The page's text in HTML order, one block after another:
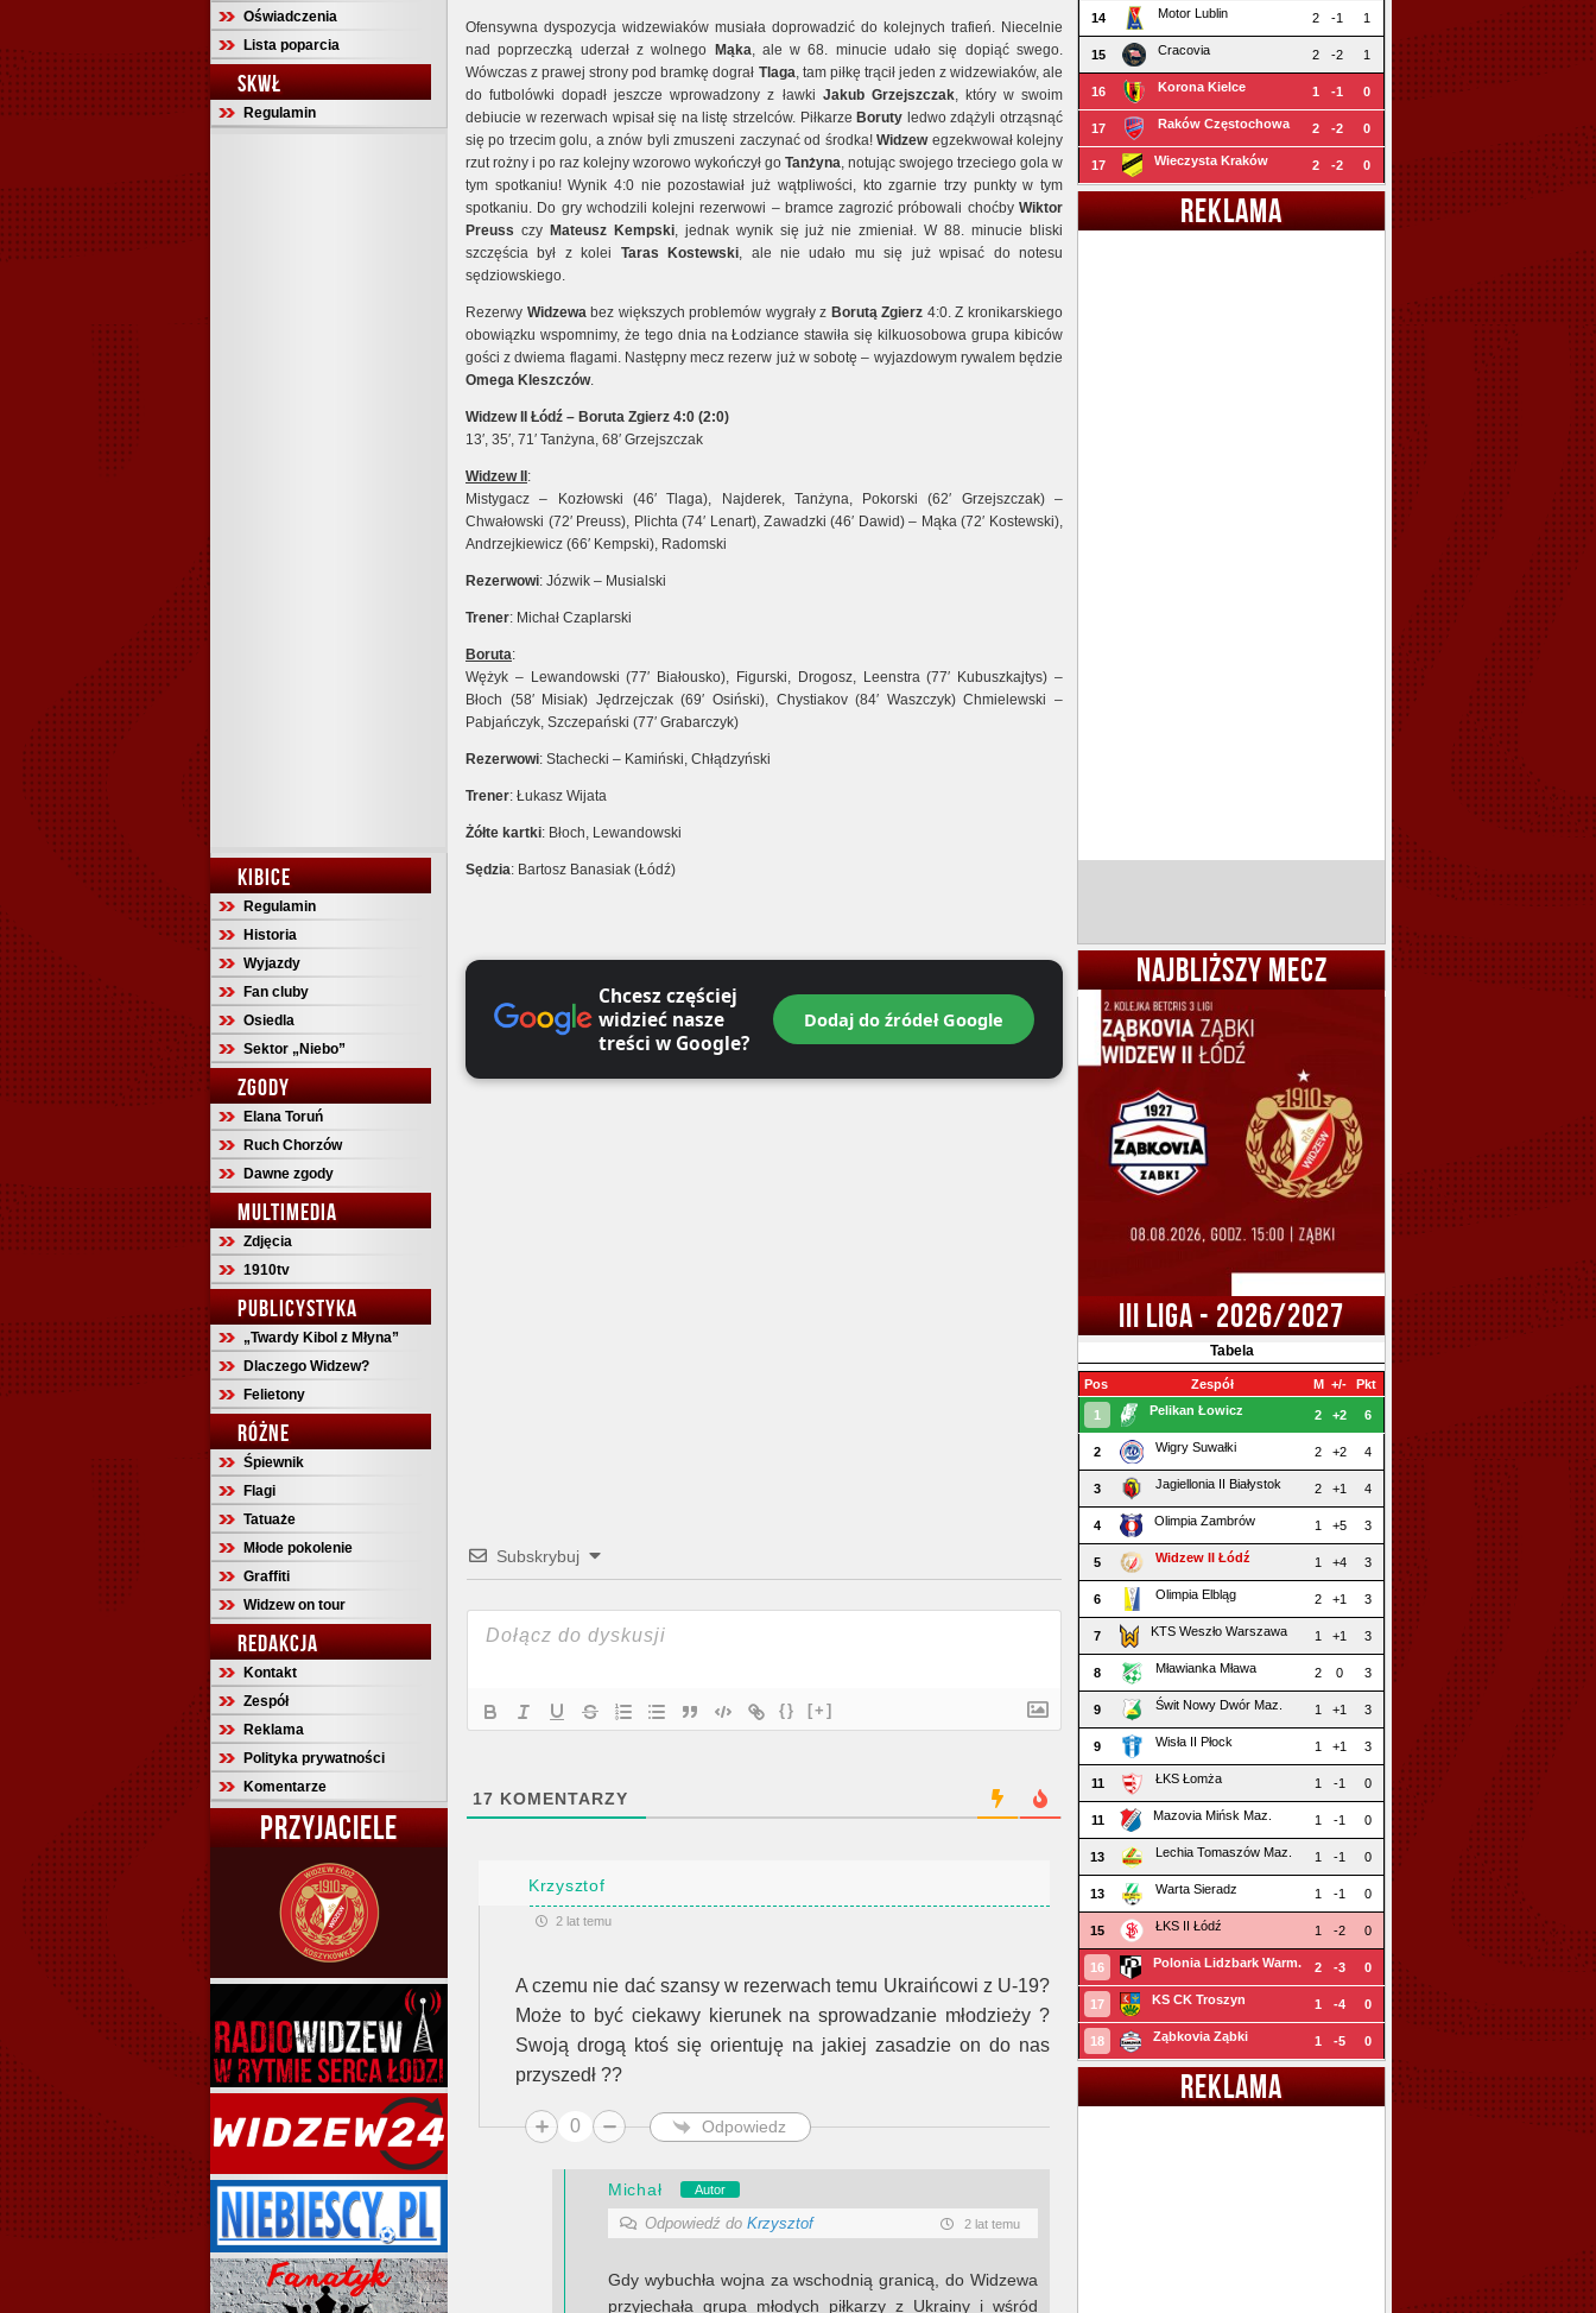
Oświadczenia
Lista poparcia
SKWŁ
Regulamin
KIBICE
Regulamin
Historia
Wyjazdy
Fan cluby
Osiedla
Sektor „Niebo”
ZGODY
Elana Toruń
Ruch Chorzów
Dawne zgody
MULTIMEDIA
Zdjęcia
1910tv
PUBLICYSTYKA
„Twardy Kibol z Młyna”
Dlaczego Widzew?
Felietony
RÓŻNE
Śpiewnik
Flagi
Tatuaże
Młode pokolenie
Graffiti
Widzew on tour
REDAKCJA
Kontakt
Zespół
Reklama
Polityka prywatności
Komentarze
PRZYJACIELE
Ofensywna dyspozycja widzewiaków musiała doprowadzić do kolejnych trafień. Niecelnie
nad poprzeczką uderzał z wolnego
Mąka, ale w 68. minucie udało się dopiąć swego.
Wówczas z prawej strony pod bramkę dograł Tlaga, tam piłkę trącił jeden z widzewiaków, ale
do futbolówki dopadł jeszcze wprowadzony z ławki Jakub Grzejszczak, który w swoim
debiucie w rezerwach wpisał się na listę strzelców. Piłkarze Boruty ledwo zdążyli otrząsnąć
się po trzecim golu, a znów byli zmuszeni zaczynać od środka!Widzewegzekwował kolejny
rzut rożny i po raz kolejny wzorowo wykończył go Tanżyna, notując swojego trzeciego gola w
tym spotkaniu! Wynik 4:0 nie pozostawiał już wątpliwości, kto zgarnie trzy punkty w tym
spotkaniu. Do gry wchodzili kolejni rezerwowi – bramce zagrozić próbowali choćby Wiktor
Preuss czy Mateusz Kempski, jednak wynik się już nie zmieniał. W 88. minucie bliski
szczęścia był z kolei Taras Kostewski, ale nie udało mu się już wpisać do notesu
sędziowskiego.
Rezerwy Widzewabez większych problemów wygrały z Borutą Zgierz 4:0. Z kronikarskiego
obowiązku wspomnimy, że tego dnia na Łodziance stawiła się kilkuosobowa grupa kibiców
gości z dwiema flagami. Następny mecz rezerw już w sobotę – wyjazdowym rywalem będzie
Omega Kleszczów.
Widzew II Łódź – Boruta Zgierz 4:0 (2:0)
13′, 35′, 71′ Tanżyna, 68′ Grzejszczak
Widzew II :
Mistygacz – Kozłowski (46′ Tlaga), Najderek, Tanżyna, Pokorski (62′ Grzejszczak) –
Chwałowski (72′ Preuss), Plichta (74′ Lenart), Zawadzki (46′ Dawid) – Mąka (72′ Kostewski),
Andrzejkiewicz (66′ Kempski), Radomski
Rezerwowi: Józwik – Musialski
Trener: Michał Czaplarski
Boruta:
Wężyk – Lewandowski (77′ Białousko), Figurski, Drogosz, Leenstra (77′ Kubuszkajtys) –
Błoch (58′ Misiak) Jędrzejczak (69′ Osiński), Chystiakov (84′ Waszczyk) Chmielewski –
Pabjańczyk, Szczepański (77′ Grabarczyk)
Rezerwowi: Stachecki – Kamiński, Chłądzyński
Trener: Łukasz Wijata
Żółte kartki: Błoch, Lewandowski
Sędzia: Bartosz Banasiak (Łódź)
Chcesz częściej
widzieć nasze
treści w Google?
Dodaj do źródeł Google
Subskrybuj
{} [+]
17 KOMENTARZY
Krzysztof
2 lat temu
A czemu nie dać szansy w rezerwach temu Ukraińcowi z U-19?
Może to być ciekawy kierunek na sprowadzanie młodzieży ?
Swoją drogą ktoś się orientuję na jakiej zasadzie on do nas
przyszedł ??
0 Odpowiedz
Michał Autor
Odpowiedź do Krzysztof 2 lat temu
Gdy wybuchła wojna za wschodnią granicą, do Widzewa
przyjechała grupa młodych piłkarzy z Ukrainy i wśród
14 Motor Lublin 2 -1 1
15 Cracovia 2 -2 1
16 Korona Kielce 1 -1 0
17 Raków Częstochowa 2 -2 0
17 Wieczysta Kraków 2 -2 0
REKLAMA
NAJBLIŻSZY MECZ
III LIGA - 2026/2027
Tabela
Pos Zespół M +/- Pkt
1 Pelikan Łowicz 2 +2 6
2 Wigry Suwałki 2 +2 4
3 Jagiellonia II Białystok 2 +1 4
4 Olimpia Zambrów 1 +5 3
5 Widzew II Łódź 1 +4 3
6 Olimpia Elbląg 2 +1 3
7 KTS Weszło Warszawa 1 +1 3
8 Mławianka Mława 2 0 3
9 Świt Nowy Dwór Maz. 1 +1 3
9 Wisła II Płock 1 +1 3
11 ŁKS Łomża 1 -1 0
11 Mazovia Mińsk Maz. 1 -1 0
13 Lechia Tomaszów Maz. 1 -1 0
13 Warta Sieradz 1 -1 0
15 ŁKS II Łódź 1 -2 0
16 Polonia Lidzbark Warm. 2 -3 0
17 KS CK Troszyn 1 -4 0
18 Ząbkovia Ząbki 1 -5 0
REKLAMA